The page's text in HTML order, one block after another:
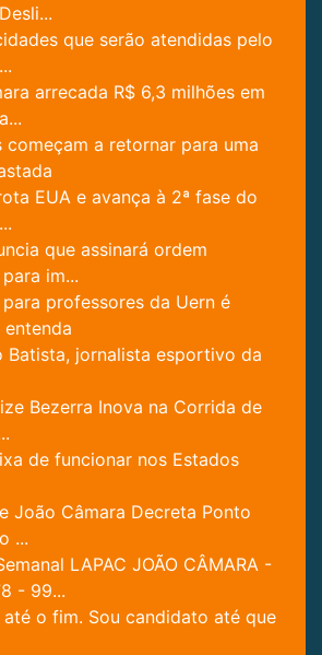
que serão atendidas pelo
arrecada R$ 6,3 milhões em
começam a retornar para uma
EUA e avança à 2ª fase do
que assinará ordem
im...
professores da Uern é
entenda
Batista, jornalista esportivo da
Bezerra Inova na Corrida de
de funcionar nos Estados
João Câmara Decreta Ponto
...
LAPAC JOÃO CÂMARA -
- 99...
até o fim. Sou candidato até que